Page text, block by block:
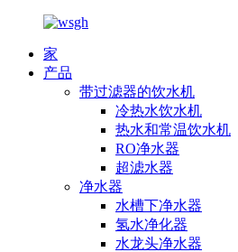
家
产品
带过滤器的饮水机
冷热水饮水机
热水和常温饮水机
RO净水器
超滤水器
净水器
水槽下净水器
氢水净化器
水龙头净水器